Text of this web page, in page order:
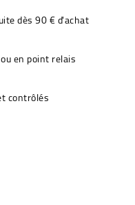
dès 90 € d'achat
en point relais
contrôlés